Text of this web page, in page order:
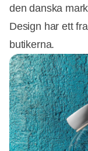
den danska
Design har ett
butikerna.